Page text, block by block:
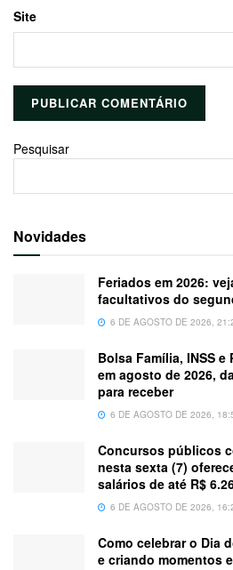
Site
Pesquisar
Novidades
Feriados em 2026:
facultativos do
6 DE AGOSTO DE 2026,
Bolsa Família, INSS
em agosto de 2026,
para receber
6 DE AGOSTO DE 2026,
Concursos públicos
nesta sexta (7)
salários de até R$
6 DE AGOSTO DE 2026,
Como celebrar o Dia
e criando momentos